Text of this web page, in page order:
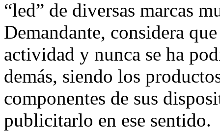
“led” de diversas marcas
Demandante, considera
actividad y nunca se ha
demás, siendo los
componentes de sus
publicitarlo en ese sentido.